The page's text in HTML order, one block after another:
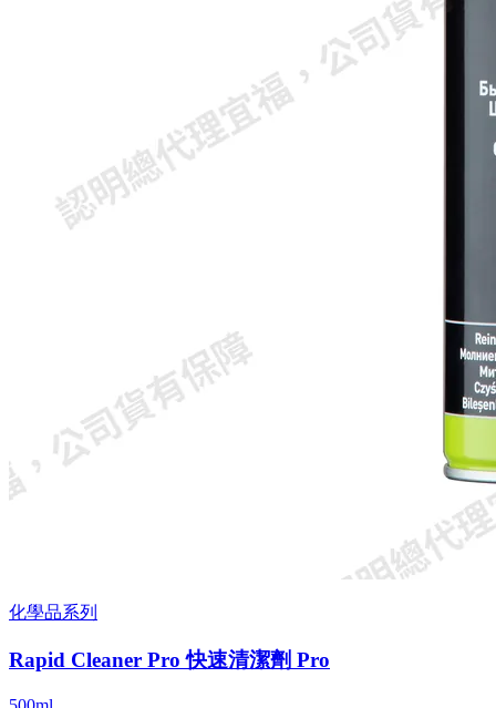
化學品系列
Rapid Cleaner Pro 快速清潔劑 Pro